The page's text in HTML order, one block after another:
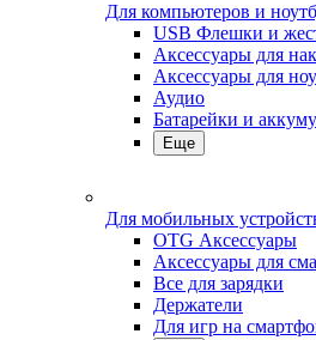
Для компьютеров и
USB Флешки и
Аксессуары для
Аксессуары для
Аудио
Батарейки и
Еще
Для мобильных
OTG Аксессуары
Аксессуары для
Все для зарядки
Держатели
Для игр на